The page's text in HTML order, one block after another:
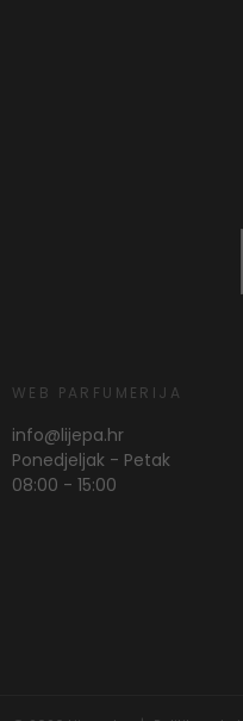
WEB PARFUMERIJA
info@lijepa.hr
Ponedjeljak - Petak
08:00 - 15:00